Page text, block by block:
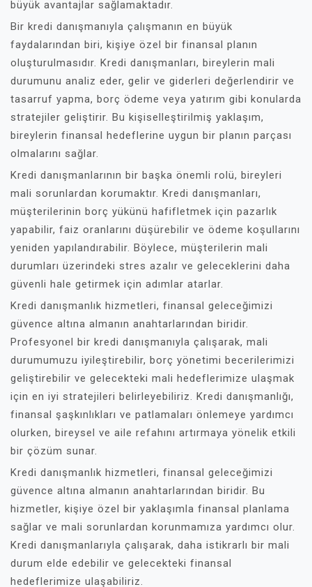
büyük avantajlar sağlamaktadır.
Bir kredi danışmanıyla çalışmanın en büyük
faydalarından biri, kişiye özel bir finansal planın
oluşturulmasıdır. Kredi danışmanları, bireylerin mali
durumunu analiz eder, gelir ve giderleri değerlendirir ve
tasarruf yapma, borç ödeme veya yatırım gibi konularda
stratejiler geliştirir. Bu kişiselleştirilmiş yaklaşım,
bireylerin finansal hedeflerine uygun bir planın parçası
olmalarını sağlar.
Kredi danışmanlarının bir başka önemli rolü, bireyleri
mali sorunlardan korumaktır. Kredi danışmanları,
müşterilerinin borç yükünü hafifletmek için pazarlık
yapabilir, faiz oranlarını düşürebilir ve ödeme koşullarını
yeniden yapılandırabilir. Böylece, müşterilerin mali
durumları üzerindeki stres azalır ve geleceklerini daha
güvenli hale getirmek için adımlar atarlar.
Kredi danışmanlık hizmetleri, finansal geleceğimizi
güvence altına almanın anahtarlarından biridir.
Profesyonel bir kredi danışmanıyla çalışarak, mali
durumumuzu iyileştirebilir, borç yönetimi becerilerimizi
geliştirebilir ve gelecekteki mali hedeflerimize ulaşmak
için en iyi stratejileri belirleyebiliriz. Kredi danışmanlığı,
finansal şaşkınlıkları ve patlamaları önlemeye yardımcı
olurken, bireysel ve aile refahını artırmaya yönelik etkili
bir çözüm sunar.
Kredi danışmanlık hizmetleri, finansal geleceğimizi
güvence altına almanın anahtarlarından biridir. Bu
hizmetler, kişiye özel bir yaklaşımla finansal planlama
sağlar ve mali sorunlardan korunmamıza yardımcı olur.
Kredi danışmanlarıyla çalışarak, daha istikrarlı bir mali
durum elde edebilir ve gelecekteki finansal
hedeflerimize ulaşabiliriz.